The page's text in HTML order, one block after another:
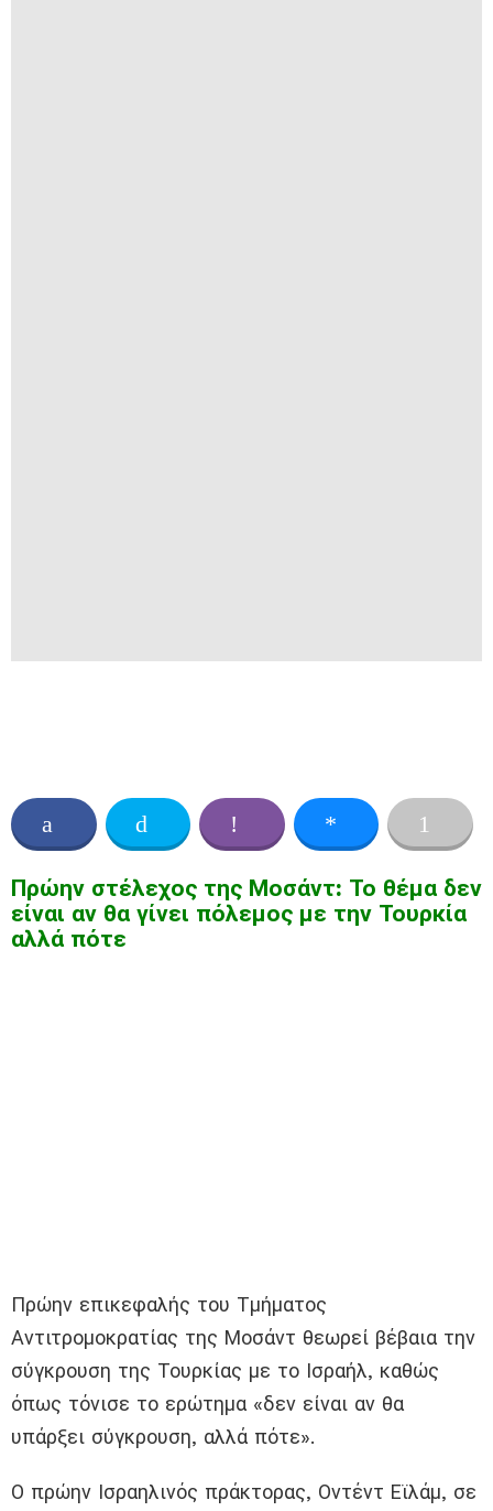
Πρώην στέλεχος της Μοσάντ: Το θέμα δεν
είναι αν θα γίνει πόλεμος με την Τουρκία
αλλά πότε
Πρώην επικεφαλής του Τμήματος
Αντιτρομοκρατίας της Μοσάντ θεωρεί βέβαια την
σύγκρουση της Τουρκίας με το Ισραήλ, καθώς
όπως τόνισε το ερώτημα «δεν είναι αν θα
υπάρξει σύγκρουση, αλλά πότε».
Ο πρώην Ισραηλινός πράκτορας, Οντέντ Εϊλάμ, σε